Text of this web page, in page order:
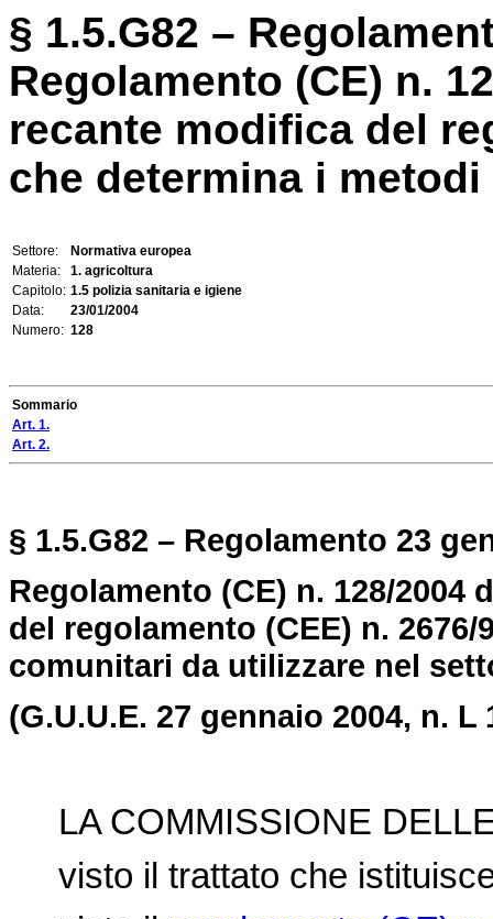
§ 1.5.G82 –
Regolamento (CE) n.
recante modifica del
che determina i
Settore:
Normativa europea
Materia:
1. agricoltura
Capitolo: 1.5 polizia sanitaria e igiene
Data:
23/01/2004
Numero: 128
Sommario
Art. 1.
Art. 2.
§ 1.5.G82 – Regolamento 23
Regolamento (CE) n. 128/
del regolamento (CEE) n.
comunitari da utilizzare nel
(G.U.U.E. 27 gennaio 2004, n. L
LA COMMISSIONE
visto il trattato che